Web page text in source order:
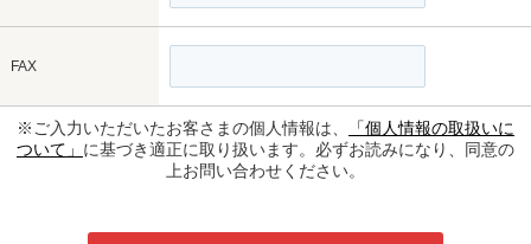
FAX
※ご入力いただいたお客さまの個人情報は、
「個人情報の取扱いに
ついて」 に基づき適正に取り扱います。必ずお読みになり、同意の
上お問い合わせください。